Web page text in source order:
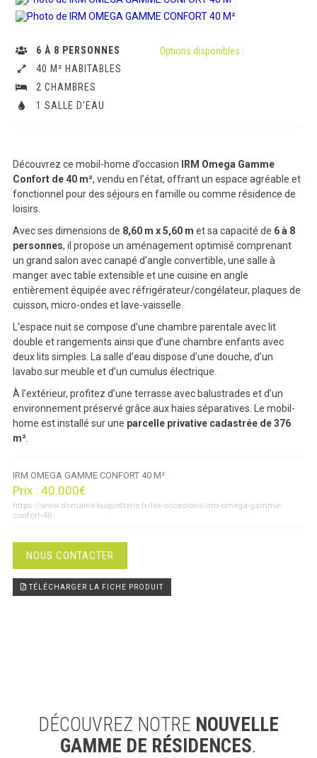
6 À 8 PERSONNES
40 M² HABITABLES
2 CHAMBRES
1 SALLE D'EAU
Options disponibles :
Découvrez ce mobil-home d’occasion
IRM Omega Gamme
Confort de 40 m², vendu en l’état, offrant un espace agréable et
fonctionnel pour des séjours en famille ou comme résidence de
loisirs.
Avec ses dimensions de 8,60 m x 5,60 m et sa capacité de 6 à 8
personnes, il propose un aménagement optimisé comprenant
un grand salon avec canapé d’angle convertible, une salle à
manger avec table extensible et une cuisine en angle
entièrement équipée avec réfrigérateur/congélateur, plaques de
cuisson, micro-ondes et lave-vaisselle.
L’espace nuit se compose d’une chambre parentale avec lit
double et rangements ainsi que d’une chambre enfants avec
deux lits simples. La salle d’eau dispose d’une douche, d’un
lavabo sur meuble et d’un cumulus électrique.
À l’extérieur, profitez d’une terrasse avec balustrades et d’un
environnement préservé grâce aux haies séparatives. Le mobil-
home est installé sur une parcelle privative cadastrée de 376
m².
IRM OMEGA GAMME CONFORT 40 M²
Prix : 40.000€
https://www.domaine-buquetterie.fr/les-occasions/irm-omega-gamme-
confort-40
NOUS CONTACTER
TÉLÉCHARGER LA FICHE PRODUIT
DÉCOUVREZ NOTRE NOUVELLE
GAMME DE RÉSIDENCES.